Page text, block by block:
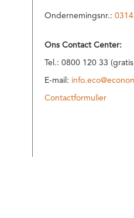
Ondernemingsnr.:
Ons Contact Center:
Tel.: 0800 120 33
E-mail:
Contactformulier